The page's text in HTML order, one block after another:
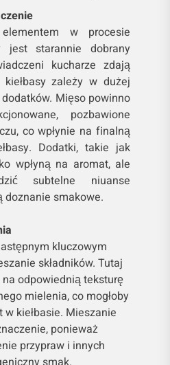
w procesie
jest starannie dobrany
kucharze zdają
zależy w dużej
Mięso powinno
pozbawione
co wpłynie na finalną
Dodatki, takie jak
wpłyną na aromat, ale
subtelne niuanse
doznanie smakowe.
kluczowym
składników. Tutaj
odpowiednią teksturę
mielenia, co mogłoby
kiełbasie. Mieszanie
ponieważ
przypraw i innych